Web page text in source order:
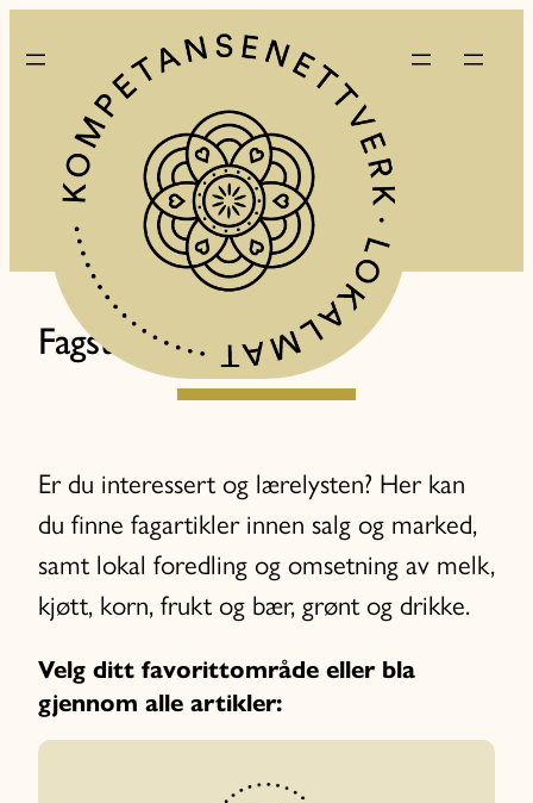
Fagstoff
Er du interessert og lærelysten? Her kan
du finne fagartikler innen salg og marked,
samt lokal foredling og omsetning av melk,
kjøtt, korn, frukt og bær, grønt og drikke.
Velg ditt favorittområde eller bla
gjennom alle artikler: